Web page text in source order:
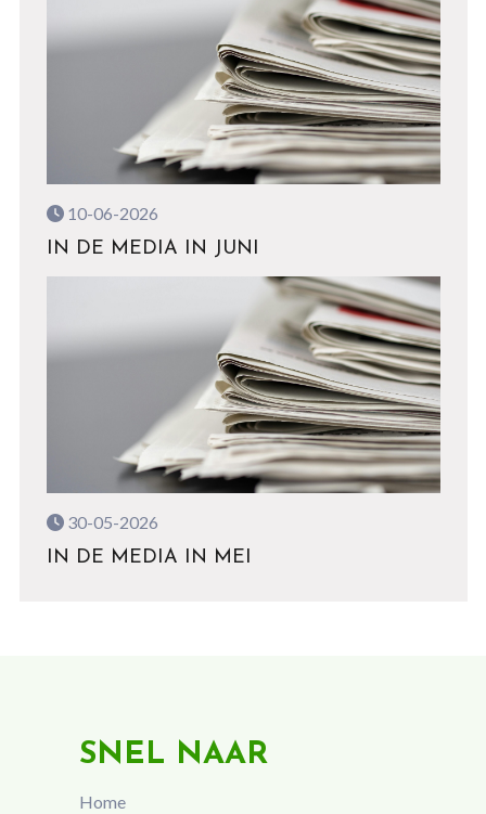
10-06-2026
IN DE MEDIA IN JUNI
30-05-2026
IN DE MEDIA IN MEI
SNEL NAAR
Home